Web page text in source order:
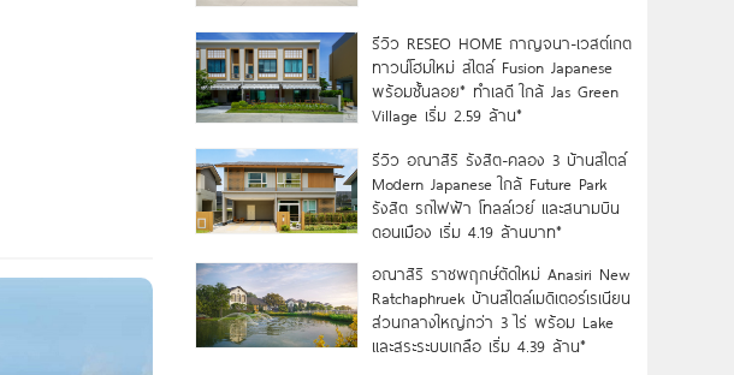
รีวิว RESEO HOME กาญจนา-เวสต์เกต
ทาวน์โฮมใหม่ สไตล์ Fusion Japanese
พร้อมชั้นลอย* ทำเลดี ใกล้ Jas Green
Village เริ่ม 2.59 ล้าน*
รีวิว อณาสิริ รังสิต-คลอง 3 บ้านสไตล์
Modern Japanese ใกล้ Future Park
รังสิต รถไฟฟ้า โทลล์เวย์ และสนามบิน
ดอนเมือง เริ่ม 4.19 ล้านบาท*
อณาสิริ ราชพฤกษ์ตัดใหม่ Anasiri New
Ratchaphruek บ้านสไตล์เมดิเตอร์เรเนียน
ส่วนกลางใหญ่กว่า 3 ไร่ พร้อม Lake
และสระระบบเกลือ เริ่ม 4.39 ล้าน*